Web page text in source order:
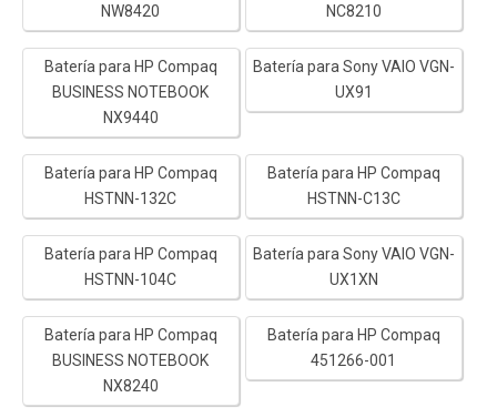
NW8420
NC8210
Batería para HP Compaq
BUSINESS NOTEBOOK
NX9440
Batería para Sony VAIO VGN-
UX91
Batería para HP Compaq
HSTNN-132C
Batería para HP Compaq
HSTNN-C13C
Batería para HP Compaq
HSTNN-104C
Batería para Sony VAIO VGN-
UX1XN
Batería para HP Compaq
BUSINESS NOTEBOOK
NX8240
Batería para HP Compaq
451266-001